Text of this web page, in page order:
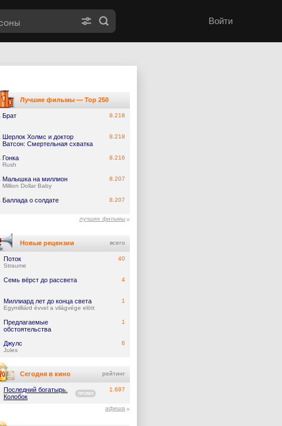
Войти
Лучшие фильмы — Top 250
Брат 8.218
Шерлок Холмс и доктор
Ватсон: Смертельная схватка
8.218
Гонка
Rush
8.216
Малышка на миллион
Million Dollar Baby
8.207
Баллада о солдате 8.207
лучшие фильмы
Новые рецензии всего
Поток
Straume
40
Семь вёрст до рассвета 4
Миллиард лет до конца света
Egymilliárd évvel a világvége elött
1
Предлагаемые
обстоятельства
1
Джулс
Jules
6
Сегодня в кино рейтинг
Последний богатырь.
Колобок
ПРОМО
1.697
афиша